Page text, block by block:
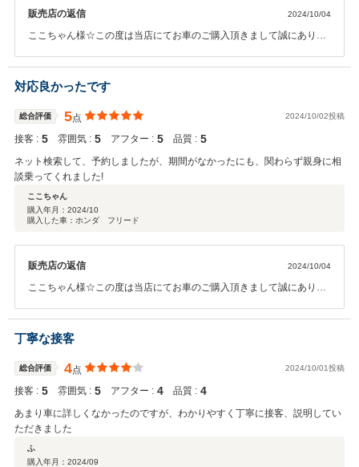
販売店の返信 2024/10/04
ここちゃん様☆この度は当店にてお車のご購入頂きまして誠にありが
フ一同、お客様ファーストに努めて参ります。お気軽に当店に遊びに
来て下さいませ☆本当にありがとうございました☆
対応良かったです
総合評価 5点 2024/10/02投稿
接客 : 5 雰囲気 : 5 アフター : 5 品質 : 5
ネット検索して、予約しましたが、期間がなかったにも、関わらず親身に相
談乗ってくれました!
ここちゃん
購入年月： 2024/10
購入した車：ホンダ フリード
販売店の返信 2024/10/04
ここちゃん様☆この度は当店にてお車のご購入頂きまして誠にありが
フ一同、お客様ファーストに努めて参ります。お気軽に当店に遊びに
来て下さいませ☆本当にありがとうございました☆
丁寧な接客
総合評価 4点 2024/10/01投稿
接客 : 5 雰囲気 : 5 アフター : 4 品質 : 4
あまり車に詳しくなかったのですが、わかりやすく丁寧に接客、説明してい
ただきました
ふ
購入年月： 2024/09